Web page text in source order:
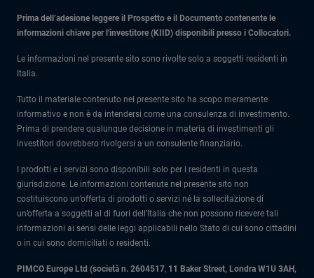
Prima dell’adesione leggere il Prospetto e il Documento contenente le
informazioni chiave per l'investitore (KIID) disponibili presso i Collocatori.
Le informazioni nel presente sito sono rivolte solo a soggetti residenti in
Italia.
Tutto il materiale contenuto nel presente sito ha scopo meramente
informativo e non è da intendersi come una consulenza di investimento.
Prima di prendere qualunque decisione in materia di investimenti gli
investitori dovrebbero rivolgersi a un consulente finanziario.
I prodotti e i servizi sono disponibili solo per i residenti in questa
giurisdizione. Le informazioni contenute nel presente sito non
costituiscono un’offerta di prodotti o servizi né la sollecitazione di
un’offerta a soggetti al di fuori dell’Italia che non possono ricevere tali
informazioni ai sensi delle leggi applicabili nello Stato di cui sono cittadini
o in cui sono domiciliati o residenti.
PIMCO Europe Ltd (società n. 2604517, 11 Baker Street, Londra W1U 3AH,